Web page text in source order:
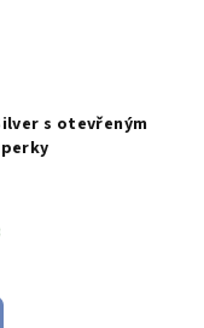
s otevřeným